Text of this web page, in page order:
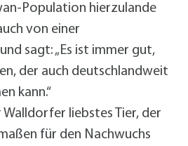
Population hierzulande
von einer
sagt: „Es ist immer gut,
der auch deutschlandweit
kann.“
Walldorfer liebstes Tier, der
für den Nachwuchs